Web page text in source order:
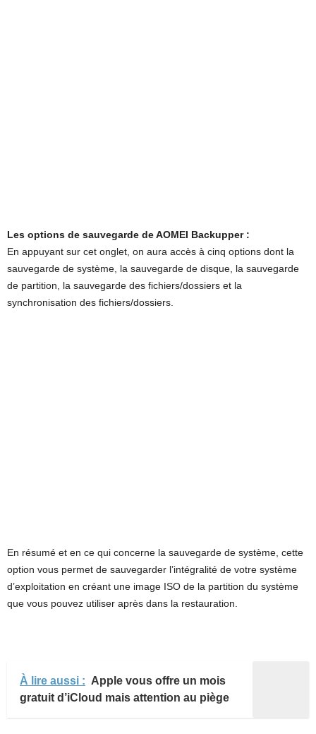
Les options de sauvegarde de AOMEI Backupper :
En appuyant sur cet onglet, on aura accès à cinq options dont la
sauvegarde de système, la sauvegarde de disque, la sauvegarde
de partition, la sauvegarde des fichiers/dossiers et la
synchronisation des fichiers/dossiers.
En résumé et en ce qui concerne la sauvegarde de système, cette
option vous permet de sauvegarder l’intégralité de votre système
d’exploitation en créant une image ISO de la partition du système
que vous pouvez utiliser après dans la restauration.
À lire aussi : Apple vous offre un mois
gratuit d’iCloud mais attention au piège